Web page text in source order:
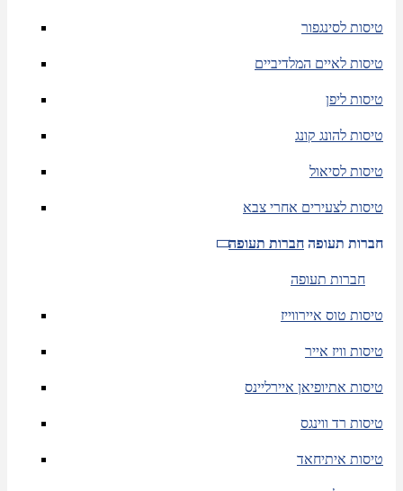
טיסות לסינגפור
טיסות לאיים המלדיביים
טיסות ליפן
טיסות להונג קונג
טיסות לסיאול
טיסות לצעירים אחרי צבא
חברות תעופה חברות תעופה
חברות תעופה
טיסות טוס איירווייז
טיסות וויז אייר
טיסות אתיופיאן איירליינס
טיסות רד ווינגס
טיסות איתיחאד